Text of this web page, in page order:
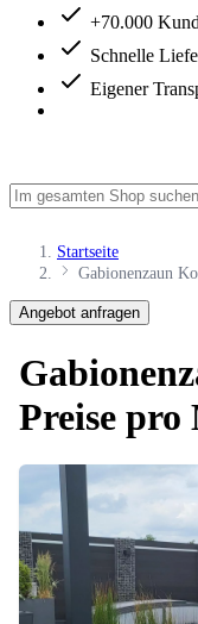
+70.000
Schnelle
Eigener
Startseite
Gabionenzaun
Angebot anfragen
Preise pro